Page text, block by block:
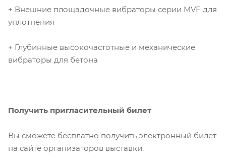
+ Внешние площадочные вибраторы серии MVF для
уплотнения
+ Глубинные высокочастотные и механические
вибраторы для бетона
Получить пригласительный билет
Вы сможете бесплатно получить электронный билет
на сайте организаторов выставки.